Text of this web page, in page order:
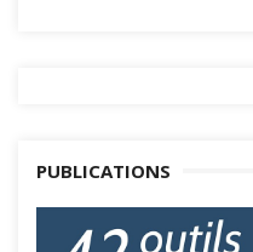
PUBLICATIONS